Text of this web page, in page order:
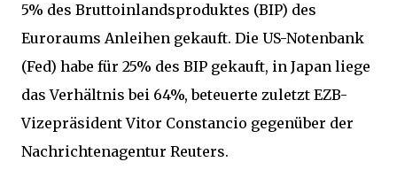
5% des Bruttoinlandsproduktes (BIP) des
Euroraums Anleihen gekauft. Die US-Notenbank
(Fed) habe für 25% des BIP gekauft, in Japan liege
das Verhältnis bei 64%, beteuerte zuletzt EZB-
Vizepräsident Vitor Constancio gegenüber der
Nachrichtenagentur Reuters.